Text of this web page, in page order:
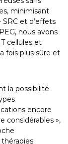
minimisant
et d’effets
nous avons
cellules et
fois plus sûre et
la possibilité
encore
considérables »,